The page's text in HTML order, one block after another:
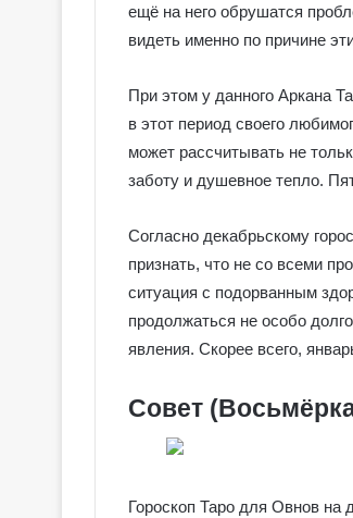
ещё на него обрушатся
видеть именно по причине
При этом у данного Аркана
в этот период своего
может рассчитывать не
заботу и душевное тепло.
Согласно декабрьскому
признать, что не со всеми
ситуация с подорванным
продолжаться не особо
явления. Скорее всего,
Совет
Гороскоп Таро для Овнов на
р
б
н
о
К
л
д
о
в
о
р